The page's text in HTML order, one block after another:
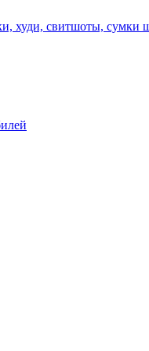
худи, свитшоты, сумки